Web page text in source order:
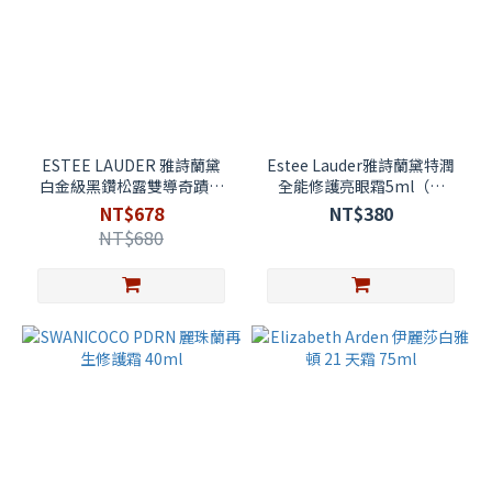
ESTEE LAUDER 雅詩蘭黛
白金級黑鑽松露雙導奇蹟眼
霜 5ml 效期至2026/09/01
NT$678
NT$680
Estee Lauder雅詩蘭黛特潤
全能修護亮眼霜5ml（無
盒）
NT$380